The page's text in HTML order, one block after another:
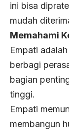
ini bisa
mudah
Memahami
Empati
berbagi
bagian
tinggi.
Empati
membangun